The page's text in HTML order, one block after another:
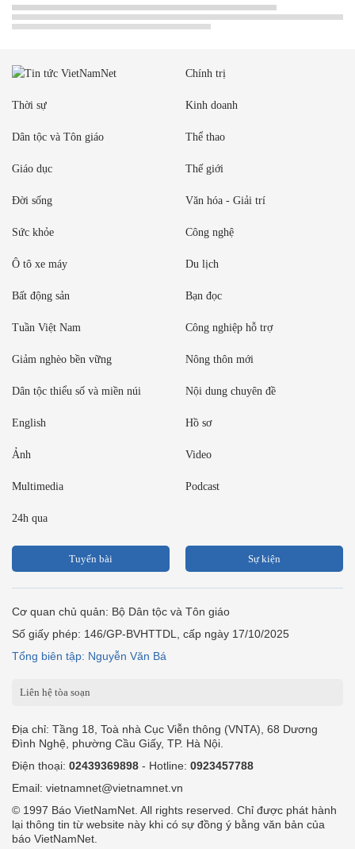
Chính trị
Thời sự Kinh doanh
Dân tộc và Tôn giáo Thể thao
Giáo dục Thế giới
Đời sống Văn hóa - Giải trí
Sức khỏe Công nghệ
Ô tô xe máy Du lịch
Bất động sản Bạn đọc
Tuần Việt Nam Công nghiệp hỗ trợ
Giảm nghèo bền vững Nông thôn mới
Dân tộc thiểu số và miền núi Nội dung chuyên đề
English Hồ sơ
Ảnh Video
Multimedia Podcast
24h qua
Tuyến bài Sự kiện
Cơ quan chủ quản: Bộ Dân tộc và Tôn giáo
Số giấy phép: 146/GP-BVHTTDL, cấp ngày 17/10/2025
Tổng biên tập: Nguyễn Văn Bá
Liên hệ tòa soạn
Địa chỉ: Tầng 18, Toà nhà Cục Viễn thông (VNTA), 68 Dương
Đình Nghệ, phường Cầu Giấy, TP. Hà Nội.
Điện thoại: 02439369898 - Hotline: 0923457788
Email: vietnamnet@vietnamnet.vn
© 1997 Báo VietNamNet. All rights reserved. Chỉ được phát hành
lại thông tin từ website này khi có sự đồng ý bằng văn bản của
báo VietNamNet.